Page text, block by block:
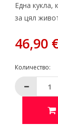
Една
за цял
46,90
Количество: